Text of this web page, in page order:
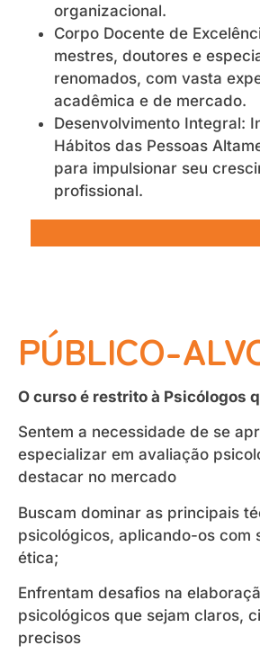
organizacional.
Corpo Docente de
mestres, doutores e
renomados, com vasta
acadêmica e de mercado.
Desenvolvimento Integral:
Hábitos das Pessoas
para impulsionar seu
profissional.
PÚBLICO-
O curso é restrito à Psicólogos
Sentem a necessidade de se
especializar em avaliação
destacar no mercado
Buscam dominar as principais
psicológicos, aplicando-os com
ética;
Enfrentam desafios na
psicológicos que sejam claros,
precisos